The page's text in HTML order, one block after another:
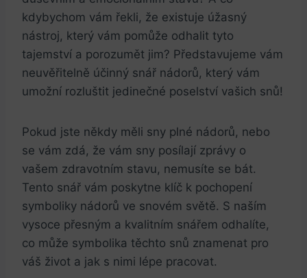
kdybychom vám řekli, ⁤že existuje úžasný
nástroj, který vám⁣ pomůže odhalit tyto
tajemství a porozumět jim? ⁢Představujeme vám
neuvěřitelně účinný ⁣snář ⁢nádorů, ⁢který ​vám ​
umožní rozluštit jedinečné poselství vašich snů!
Pokud jste někdy měli ‌sny ‍plné nádorů, ⁣nebo
‍se vám‌ zdá, ‌že vám sny posílají zprávy ⁢o⁤
vašem ​zdravotním stavu, ‍nemusíte se bát.
Tento snář​ vám poskytne ‌klíč k‌ pochopení
symboliky nádorů ve snovém světě. S naším
vysoce přesným a ​kvalitním snářem ‍odhalíte,
co může symbolika ⁤těchto snů znamenat ⁣pro
‍váš⁤ život⁢ a jak ⁤s nimi‌ lépe‍ pracovat.